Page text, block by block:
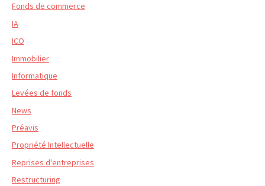
Fonds de commerce
IA
ICO
Immobilier
Informatique
Levées de fonds
News
Préavis
Propriété Intellectuelle
Reprises d'entreprises
Restructuring